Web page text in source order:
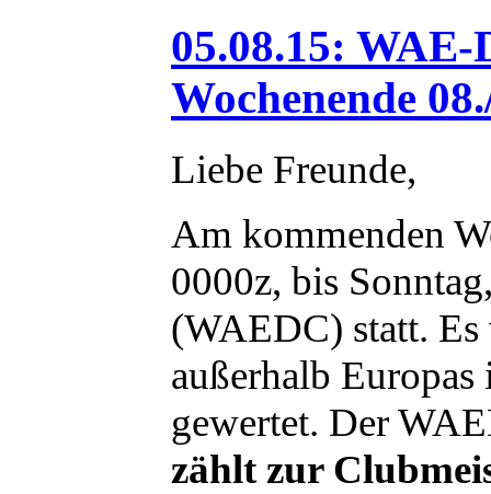
05.08.15:
Wochenende
Liebe Freunde,
Am kommenden
0000z, bis
(WAEDC) statt.
außerhalb
gewertet. Der
zählt zur